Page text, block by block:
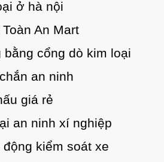
ở hà nội
An Mart
cổng dò kim loại
an ninh
giá rẻ
an ninh xí nghiệp
kiểm soát xe